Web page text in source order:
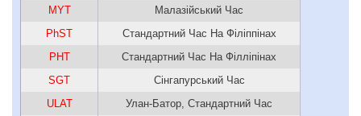
MYT
Малазійський Час
PhST
Стандартний Час На Філіппінах
PHT
Стандартний Час На Філліпінах
SGT
Сінгапурський Час
ULAT
Улан-Батор, Стандартний Час